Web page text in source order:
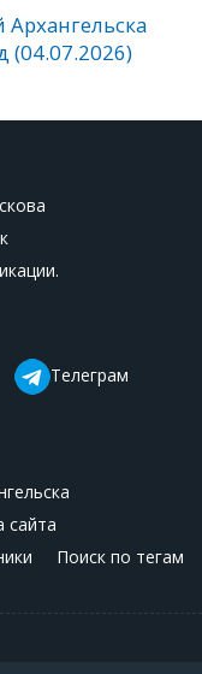
(04.07.2026)
Телеграм
сайта
Поиск по тегам